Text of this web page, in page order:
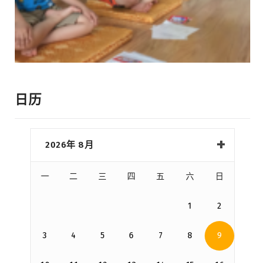
日历
2026年 8月
一 二 三 四 五 六 日
1 2
3 4 5 6 7 8 9